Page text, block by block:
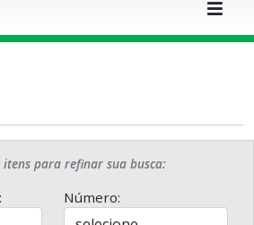
itens para refinar sua busca:
Número: